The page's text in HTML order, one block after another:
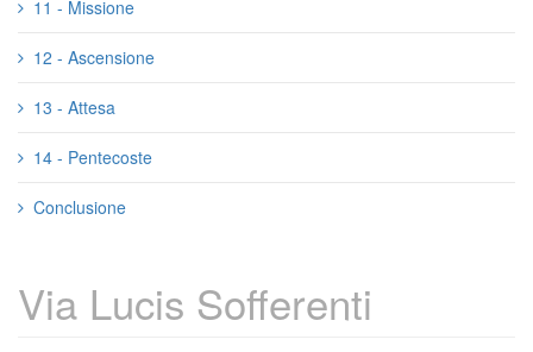
11 - Missione
12 - Ascensione
13 - Attesa
14 - Pentecoste
Conclusione
Via Lucis Sofferenti